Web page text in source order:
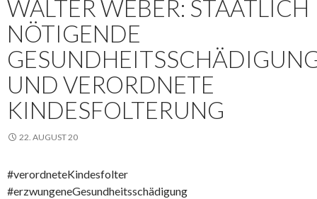
WALTER WEBER: STAATLICH
NÖTIGENDE
UND VERORDNETE
KINDESFOLTERUNG
22. AUGUST 20
#verordneteKindesfolter
#erzwungeneGesundheitsschädigung